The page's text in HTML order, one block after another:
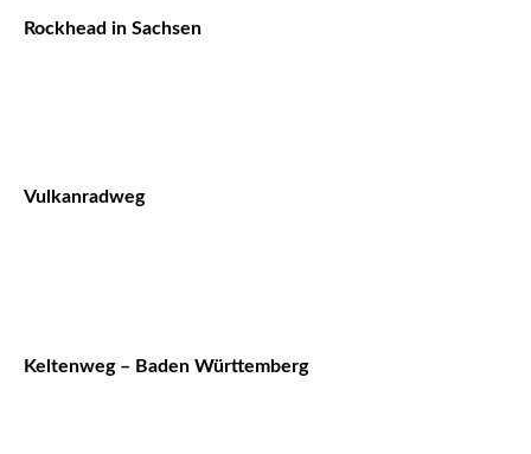
Rockhead in Sachsen
Vulkanradweg
Keltenweg – Baden Württemberg